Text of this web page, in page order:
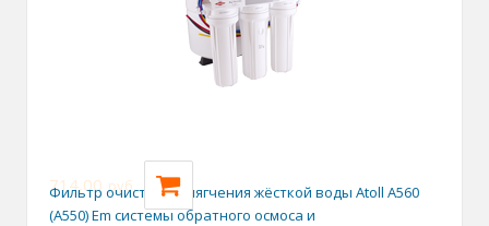
714,00 руб.
Фильтр очистки и умягчения жёсткой воды Atoll А560
(A550) Еm системы обратного осмоса и